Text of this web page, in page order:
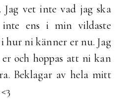
Jag vet inte vad jag ska
ens i min vildaste
hur ni känner er nu. Jag
och hoppas att ni kan
Beklagar av hela mitt